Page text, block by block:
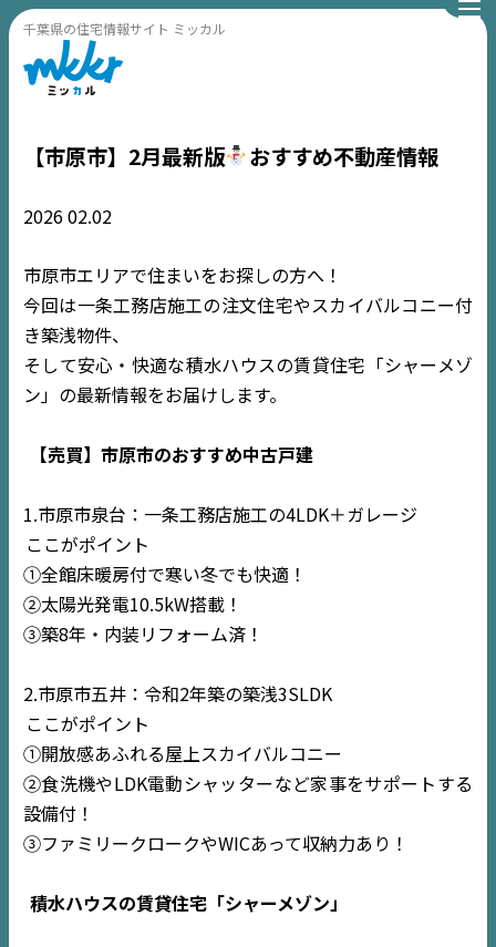
千葉県の住宅情報サイト ミッカル
【市原市】2月最新版 おすすめ不動産情報
202602.02
市原市エリアで住まいをお探しの方へ！
今回は一条工務店施工の注文住宅やスカイバルコニー付
き築浅物件、
そして安心・快適な積水ハウスの賃貸住宅「シャーメゾ
ン」の最新情報をお届けします。
【売買】市原市のおすすめ中古戸建
1.市原市泉台：一条工務店施工の4LDK＋ガレージ
ここがポイント
①全館床暖房付で寒い冬でも快適！
②太陽光発電10.5kW搭載！
③築8年・内装リフォーム済！
2.市原市五井：令和2年築の築浅3SLDK
ここがポイント
①開放感あふれる屋上スカイバルコニー
②食洗機やLDK電動シャッターなど家事をサポートする
設備付！
③ファミリークロークやWICあって収納力あり！
積水ハウスの賃貸住宅「シャーメゾン」